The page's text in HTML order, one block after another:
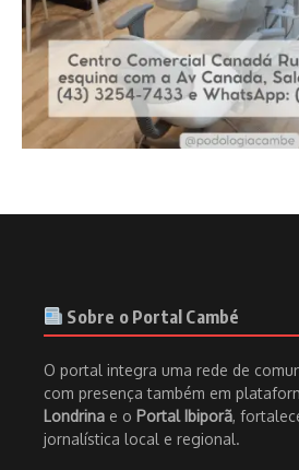
Sobre o Portal Cambé
O portal integra uma rede de
com presença também em
Londrina e o Portal Ibiporã,
jornalística local e regional.